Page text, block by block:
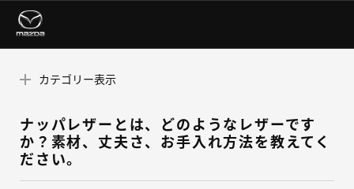
カテゴリー表示
ナッパレザーとは、どのようなレザーです
か？素材、丈夫さ、お手入れ方法を教えてく
ださい。